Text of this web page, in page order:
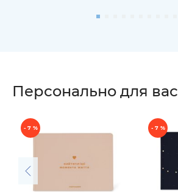
Персонально для вас
- 7 % - 7 %